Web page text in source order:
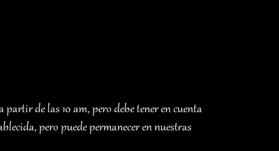
de las 10 am, pero debe tener en cuenta
pero puede permanecer en nuestras